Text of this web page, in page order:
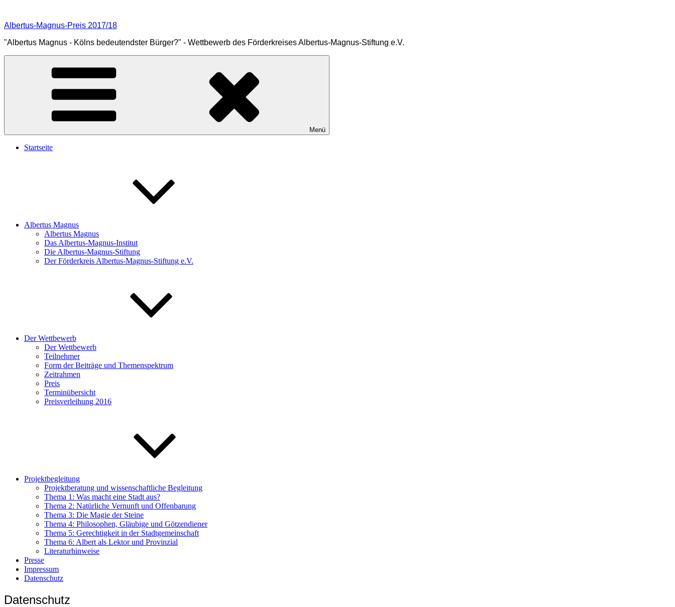
springen
Albertus-Magnus-Preis 2017/18
"Albertus Magnus - Kölns bedeutendster Bürger?" - Wettbewerb des Förderkreises Albertus-Magnus-Stiftung e.V.
Menü
Startseite
Albertus Magnus
Albertus Magnus
Das Albertus-Magnus-Institut
Die Albertus-Magnus-Stiftung
Der Förderkreis Albertus-Magnus-Stiftung e.V.
Der Wettbewerb
Der Wettbewerb
Teilnehmer
Form der Beiträge und Themenspektrum
Zeitrahmen
Preis
Terminübersicht
Preisverleihung 2016
Projektbegleitung
Projektberatung und wissenschaftliche Begleitung
Thema 1: Was macht eine Stadt aus?
Thema 2: Natürliche Vernunft und Offenbarung
Thema 3: Die Magie der Steine
Thema 4: Philosophen, Gläubige und Götzendiener
Thema 5: Gerechtigkeit in der Stadtgemeinschaft
Thema 6: Albert als Lektor und Provinzial
Literaturhinweise
Presse
Impressum
Datenschutz
Datenschutz